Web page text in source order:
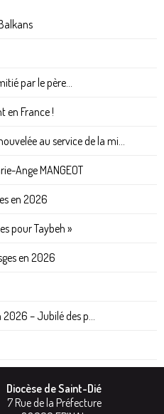
par le père...
en France !
au service de la mi...
Ange MANGEOT
en 2026
pour Taybeh »
en 2026
– Jubilé des p...
Diocèse de Saint-Dié
7 Rue de la Préfecture